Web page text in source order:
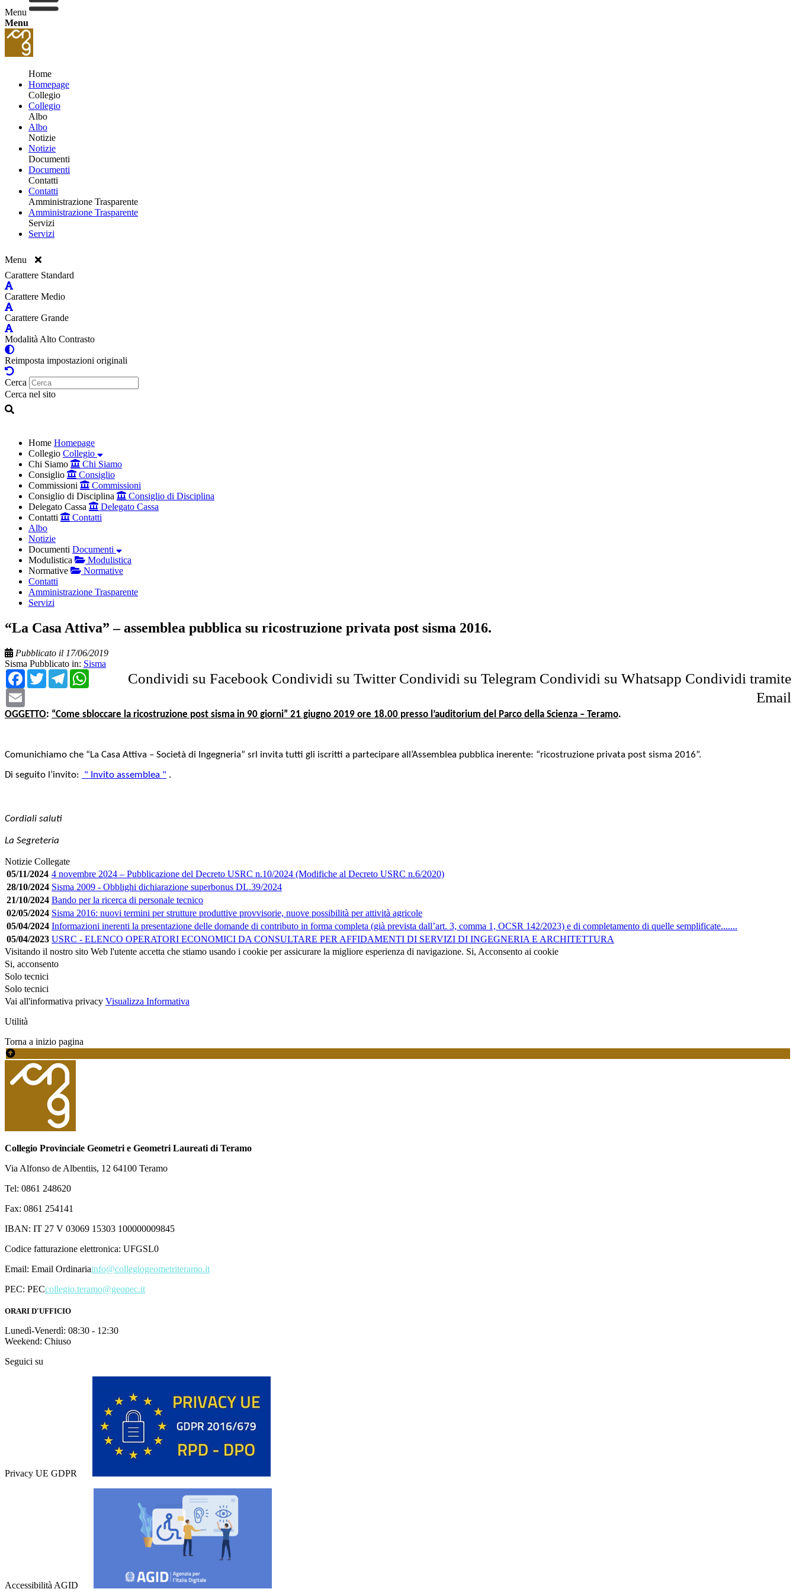
Menu
Menu
Home
Homepage
Collegio
Collegio
Albo
Albo
Notizie
Notizie
Documenti
Documenti
Contatti
Contatti
Amministrazione Trasparente
Amministrazione Trasparente
Servizi
Servizi
Menu
Carattere Standard
Carattere Medio
Carattere Grande
Modalità Alto Contrasto
Reimposta impostazioni originali
Cerca
Cerca nel sito
Home Homepage
Collegio Collegio
Chi Siamo
Chi Siamo
Consiglio
Consiglio
Commissioni
Commissioni
Consiglio di Disciplina
Consiglio di Disciplina
Delegato Cassa
Delegato Cassa
Contatti
Contatti
Albo
Notizie
Documenti Documenti
Modulistica
Modulistica
Normative
Normative
Contatti
Amministrazione Trasparente
Servizi
“La Casa Attiva” – assemblea pubblica su ricostruzione privata post sisma 2016.
Pubblicato il 17/06/2019
Sisma Pubblicato in: Sisma
Condividi su Facebook
Facebook Condividi su Twitter
Twitter Condividi su Telegram
Telegram Condividi su Whatsapp
WhatsApp
Condividi tramite
Email
Email
OGGETTO: “Come sbloccare la ricostruzione post sisma in 90 giorni” 21 giugno 2019 ore 18.00 presso l’auditorium del Parco della Scienza – Teramo.
Comunichiamo che “La Casa Attiva – Società di Ingegneria” srl invita tutti gli iscritti a partecipare all’Assemblea pubblica inerente: “ricostruzione privata post sisma 2016”.
Di seguito l’invito: " Invito assemblea " .
Cordiali saluti
La Segreteria
Notizie Collegate
05/11/2024 4 novembre 2024 – Pubblicazione del Decreto USRC n.10/2024 (Modifiche al Decreto USRC n.6/2020)
28/10/2024 Sisma 2009 - Obblighi dichiarazione superbonus DL.39/2024
21/10/2024 Bando per la ricerca di personale tecnico
02/05/2024 Sisma 2016: nuovi termini per strutture produttive provvisorie, nuove possibilità per attività agricole
05/04/2024 Informazioni inerenti la presentazione delle domande di contributo in forma completa (già prevista dall’art. 3, comma 1, OCSR 142/2023) e di completamento di quelle semplificate.......
05/04/2023 USRC - ELENCO OPERATORI ECONOMICI DA CONSULTARE PER AFFIDAMENTI DI SERVIZI DI INGEGNERIA E ARCHITETTURA
Visitando il nostro sito Web l'utente accetta che stiamo usando i cookie per assicurare la migliore esperienza di navigazione. Si, Acconsento ai cookie
Si, acconsento
Solo tecnici
Solo tecnici
Vai all'informativa privacy Visualizza Informativa
Utilità
Torna a inizio pagina
Collegio Provinciale Geometri e Geometri Laureati di Teramo
Via Alfonso de Albentiis, 12 64100 Teramo
Tel: 0861 248620
Fax: 0861 254141
IBAN: IT 27 V 03069 15303 100000009845
Codice fatturazione elettronica: UFGSL0
Email: Email Ordinariainfo@collegiogeometriteramo.it
PEC: PECcollegio.teramo@geopec.it
ORARI D'UFFICIO
Lunedì-Venerdì: 08:30 - 12:30
Weekend: Chiuso
Seguici su
Privacy UE GDPR
Accessibilità AGID